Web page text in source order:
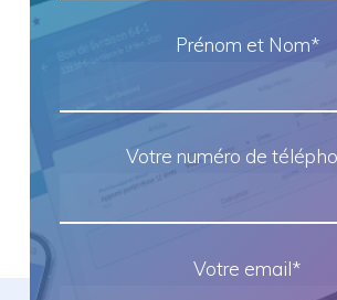
Prénom et Nom*
Votre numéro de
Votre email*